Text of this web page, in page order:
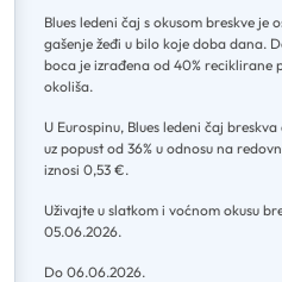
Blues ledeni čaj s okusom breskve je
gašenje žeđi u bilo koje doba dana.
boca je izrađena od 40% reciklirane
okoliša.
U Eurospinu, Blues ledeni čaj
uz popust od 36% u odnosu na
iznosi 0,53 €.
Uživajte u slatkom i voćnom okusu
05.06.2026.
Do 06.06.2026.